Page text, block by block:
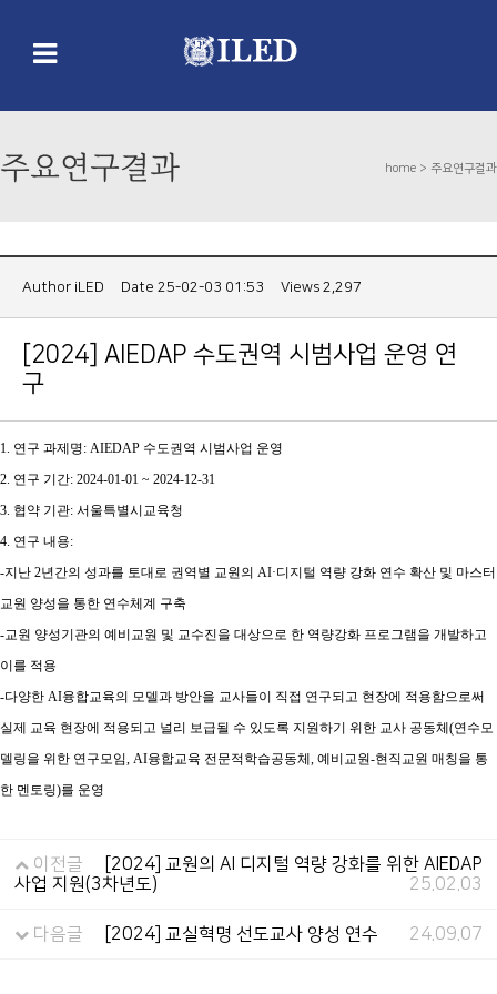
주요연구결과 home > 주요연구결과
Author iLED Date 25-02-03 01:53 Views 2,297
[2024] AIEDAP 수도권역 시범사업 운영 연
구
1. 연구 과제명: AIEDAP 수도권역 시범사업 운영
2. 연구 기간: 2024-01-01 ~ 2024-12-31
3. 협약 기관: 서울특별시교육청
4. 연구 내용:
-지난 2년간의 성과를 토대로 권역별 교원의 AI·디지털 역량 강화 연수 확산 및 마스터
교원 양성을 통한 연수체계 구축
-교원 양성기관의 예비교원 및 교수진을 대상으로 한 역량강화 프로그램을 개발하고
이를 적용
-다양한 AI융합교육의 모델과 방안을 교사들이 직접 연구되고 현장에 적용함으로써
실제 교육 현장에 적용되고 널리 보급될 수 있도록 지원하기 위한 교사 공동체(연수모
델링을 위한 연구모임, AI융합교육 전문적학습공동체, 예비교원-현직교원 매칭을 통
한 멘토링)를 운영
이전글
[2024] 교원의 AI 디지털 역량 강화를 위한 AIEDAP
사업 지원(3차년도)
25.02.03
다음글 [2024] 교실혁명 선도교사 양성 연수 24.09.07